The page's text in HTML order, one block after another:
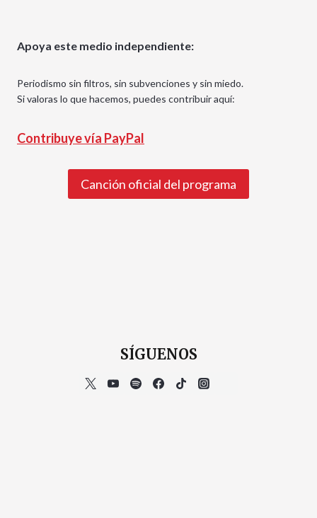
Apoya este medio independiente:
Periodismo sin filtros, sin subvenciones y sin miedo.
Si valoras lo que hacemos, puedes contribuir aquí:
Contribuye vía PayPal
Canción oficial del programa
SÍGUENOS